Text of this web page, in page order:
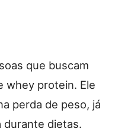
que buscam
whey protein. Ele
perda de peso, já
durante dietas.